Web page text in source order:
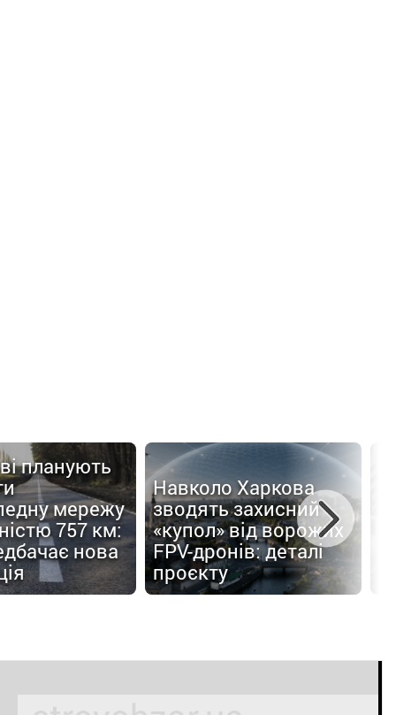
планують
мережу
757 км:
нова
Навколо Харкова
зводять захисний
«купол» від ворожих
FPV-дронів: деталі
проєкту